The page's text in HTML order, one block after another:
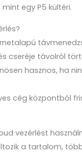
egy P5 kültéri.
cseréje távolról
hasznos, ha
cég központból
vezérlést
a tartalom,